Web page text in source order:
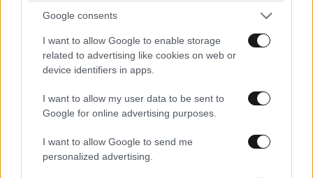
Google consents
I want to allow Google to enable storage
related to advertising like cookies on web or
device identifiers in apps.
I want to allow my user data to be sent to
Google for online advertising purposes.
I want to allow Google to send me
personalized advertising.
μετατραπούν σε τεκμηριωμένα δεδομένα και
αποδείξεις πραγματικού κόσμου, που συμβάλλουν
στην αξιολόγηση νέων αποτελεσματικών
τεχνολογιών υγείας».
Μη Εκτελεστική Πρόεδρος του ΕΟΠΥΥ και
Πρόεδρος της Επιτροπής Διαπραγμάτευσης Τιμών
Φαρμάκων, Δρ. Βασιλική-Κωνσταντίνα Γκογκοζώτου
εστίασε στα πρακτικά διδάγματα του πιλότου.